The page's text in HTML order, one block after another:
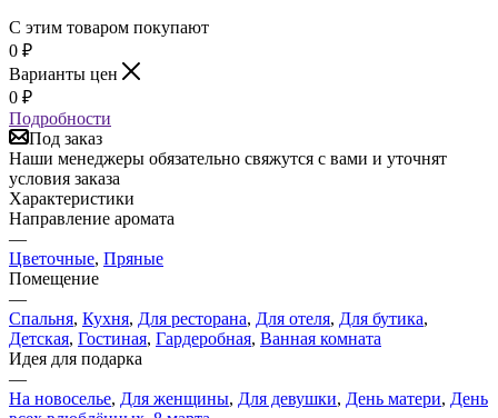
С этим товаром покупают
0 ₽
Варианты цен
0 ₽
Подробности
Под заказ
Наши менеджеры обязательно свяжутся с вами и уточнят
условия заказа
Характеристики
Направление аромата
—
Цветочные, Пряные
Помещение
—
Спальня, Кухня, Для ресторана, Для отеля, Для бутика,
Детская, Гостиная, Гардеробная, Ванная комната
Идея для подарка
—
На новоселье, Для женщины, Для девушки, День матери, День